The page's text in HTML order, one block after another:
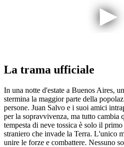
La trama ufficiale
In una notte d'estate a Buenos Aires,
stermina la maggior parte della
persone. Juan Salvo e i suoi amici
per la sopravvivenza, ma tutto cambia
tempesta di neve tossica è solo il
straniero che invade la Terra. L'unico
unire le forze e combattere. Nessuno